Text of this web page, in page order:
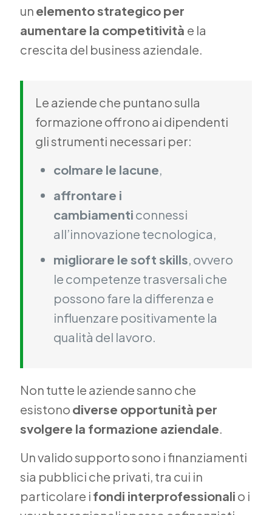
un elemento strategico per
aumentare la competitività e la
crescita del business aziendale.
Le aziende che puntano sulla
formazione offrono ai dipendenti
gli strumenti necessari per:
colmare le lacune,
affrontare i
cambiamenti connessi
all’innovazione tecnologica,
migliorare le soft skills, ovvero
le competenze trasversali che
possono fare la differenza e
influenzare positivamente la
qualità del lavoro.
Non tutte le aziende sanno che
esistono diverse opportunità per
svolgere la formazione aziendale.
Un valido supporto sono i finanziamenti
sia pubblici che privati, tra cui in
particolare i fondi interprofessionali o i